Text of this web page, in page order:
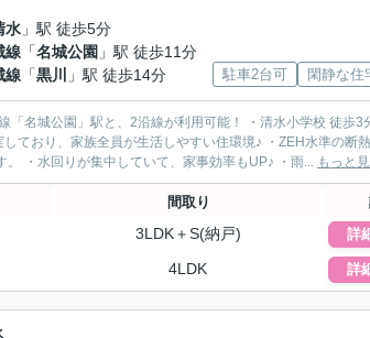
水 」駅 徒歩5分
線 「名城公園 」駅 徒歩11分
線 「黒川 」駅 徒歩14分 駐車2台可 閑静な住
「名城公園」駅と、2沿線が利用可能！ ・清水小学校 徒歩3
ており、家族全員が生活しやすい住環境♪ ・ZEH水準の断
・水回りが集中していて、家事効率もUP♪ ・雨... もっと
間取り
3LDK＋S(納戸) 詳
4LDK 詳